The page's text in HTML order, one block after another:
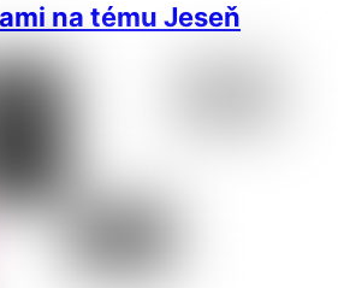
na tému Jeseň